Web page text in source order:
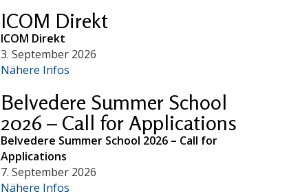
ICOM Direkt
ICOM Direkt
3. September 2026
Nähere Infos
Belvedere Summer School
2026 – Call for Applications
Belvedere Summer School 2026 – Call for
Applications
7. September 2026
Nähere Infos